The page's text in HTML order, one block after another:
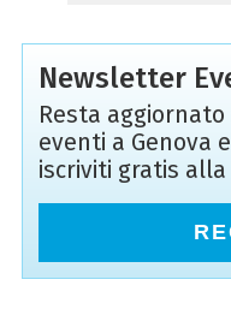
Newsletter
Resta
eventi a Genova
iscriviti gratis